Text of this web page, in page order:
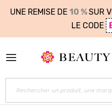
UNE REMISE DE 10 %SUR
LE CODE